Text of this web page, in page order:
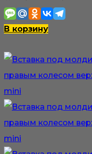
В корзину